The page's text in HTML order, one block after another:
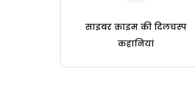
साइबर क्राइम की दिलचस्प
कहानियां